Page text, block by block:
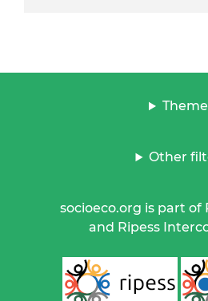
Other
socioeco.org is part of
and Ripess